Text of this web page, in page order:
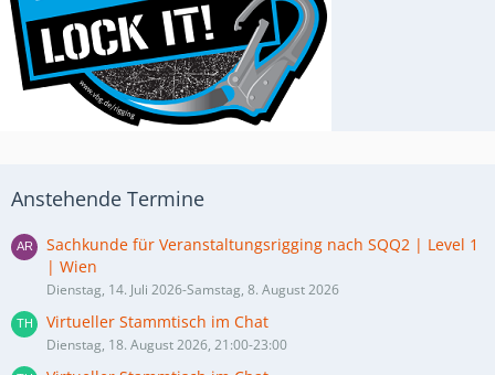
Anstehende Termine
Sachkunde für Veranstaltungsrigging nach SQQ2 | Level 1
| Wien
Dienstag, 14. Juli 2026-Samstag, 8. August 2026
Virtueller Stammtisch im Chat
Dienstag, 18. August 2026, 21:00-23:00